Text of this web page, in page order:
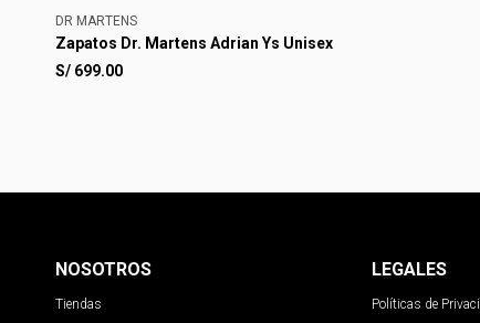
DR MARTENS
Zapatos Dr. Martens Adrian Ys Unisex
S/ 699.00
NOSOTROS
Tiendas
LEGALES
Políticas de